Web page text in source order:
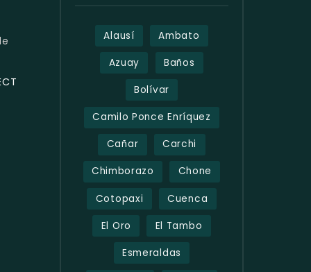
Alausí Ambato
Azuay Baños
Bolívar
Camilo Ponce Enríquez
Cañar Carchi
Chimborazo Chone
Cotopaxi Cuenca
El Oro El Tambo
Esmeraldas